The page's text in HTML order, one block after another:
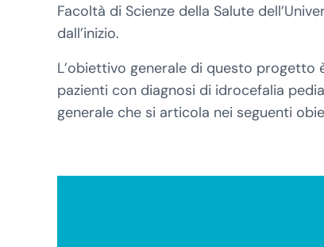
Facoltà di Scienze della Salute
dall’inizio.
L’obiettivo generale di questo
pazienti con diagnosi di idrocefalia
generale che si articola nei seguenti